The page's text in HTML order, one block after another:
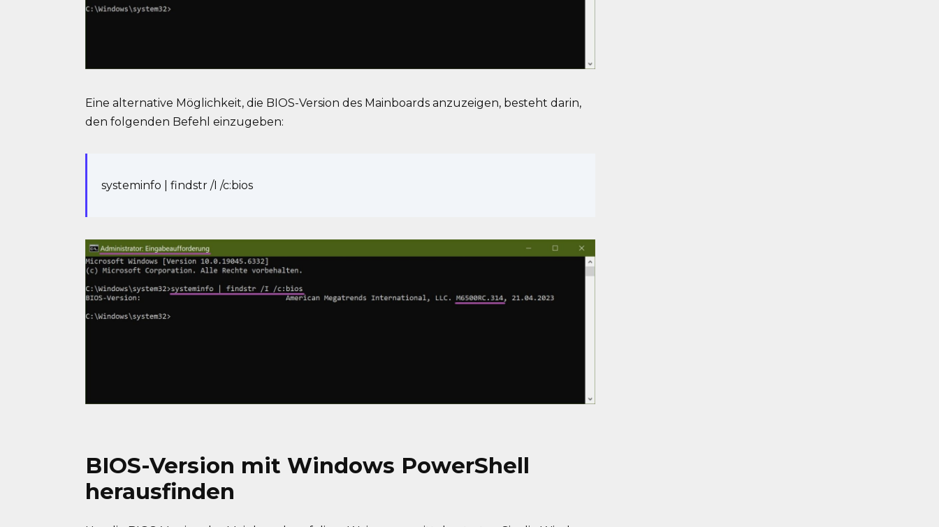
Eine alternative Möglichkeit, die BIOS-Version des Mainboards anzuzeigen, besteht darin,
den folgenden Befehl einzugeben:
systeminfo | findstr /I /c:bios
BIOS-Version mit Windows PowerShell
herausfinden